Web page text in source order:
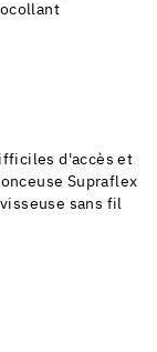
d'accès et
Supraflex
visseuse sans fil